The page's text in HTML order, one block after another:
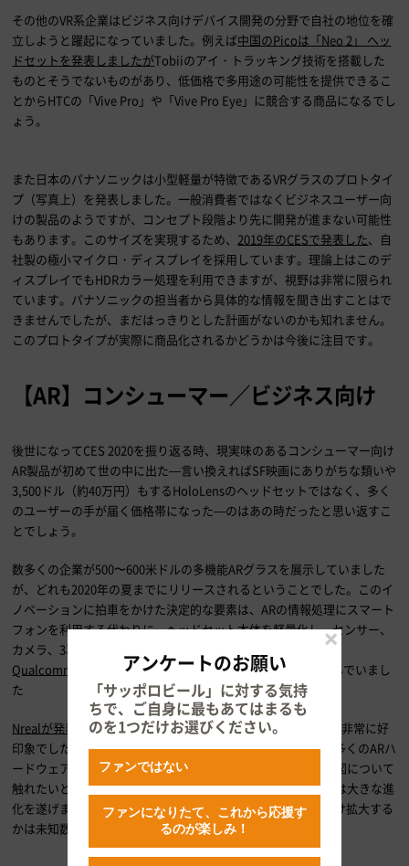
その他のVR系企業はビジネス向けデバイス開発の分野で自社の地位を確
立しようと躍起になっていました。例えば中国のPicoは「Neo 2」 ヘッ
ドセットを発表しましたがTobiiのアイ・トラッキング技術を搭載した
ものとそうでないものがあり、低価格で多用途の可能性を提供できるこ
とからHTCの「Vive Pro 」や「Vive Pro Eye」に競合する商品になるでし
ょう。
また日本のパナソニックは小型軽量が特徴であるVRグラスのプロトタイ
プ（写真上）を発表しました。一般消費者ではなくビジネスユーザー向
けの製品のようですが、コンセプト段階より先に開発が進まない可能性
もあります。このサイズを実現するため、 2019年のCESで発表した、自
社製の極小マイクロ・ディスプレイを採用しています。理論上はこのデ
ィスプレイでもHDRカラー処理を利用できますが、視野は非常に限られ
ています。パナソニックの担当者から具体的な情報を聞き出すことはで
きませんでしたが、まだはっきりとした計画がないのかも知れません。
このプロトタイプが実際に商品化されるかどうかは今後に注目です。
【AR】コンシューマー／ビジネス向け
後世になってCES 2020を振り返る時、現実味のあるコンシューマー向け
AR製品が初めて世の中に出た—言い換えればSF映画にありがちな類いや
3,500 ドル（約40万円）もするHoloLensのヘッドセットではなく、多く
のユーザーの手が届く価格帯になった—のはあの時だったと思い返すこ
とでしょう。
数多くの企業が500〜600米ドルの多機能ARグラスを展示していました
が、どれも2020年の夏までにリリースされるということでした。このイ
ノベーションに拍車をかけた決定的な要素は、ARの情報処理にスマート
フォンを利用する代わりに、ヘッドセット本体を軽量化し、センサー、
カメラ、3次元ディスプレイを搭載したことです。この試みを
Qualcomm は “XR Viewers”または “XR Smart Viewers”
と呼んでいまし
た
Nrealが発表した「Light 」ARグラスや「Nebula 3D AR UI
は非常に好
印象でしたがこれについては割愛し、2019年度の展示会で数多くのARハ
ードウェアをトライした経験を踏まえて
のより大きな未来図について
触れたいと思います。端的に言うと、2019年のCES以来、
は大きな進
化を遂げましたが、2021年までに一般消費者の利用がどれだけ拡大する
かは未知数です。
アンケートのお願い
「サッポロビール」に対する気持
ちで、ご自身に最もあてはまるも
のを1つだけお選びください。
ファンではない
ファンになりたて、これから応援す
るのが楽しみ！